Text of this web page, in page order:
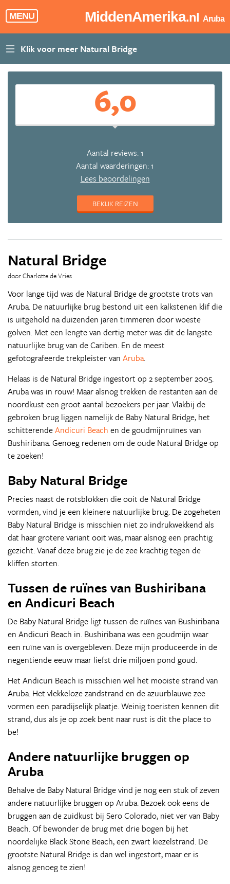
MENU MiddenAmerika.nl Aruba
6,0
Aantal reviews: 1
Aantal waarderingen: 1
Lees beoordelingen
BEKIJK REIZEN
Natural Bridge
door Charlotte de Vries
Voor lange tijd was de Natural Bridge de grootste trots van
Aruba. De natuurlijke brug bestond uit een kalkstenen klif die
is uitgehold na duizenden jaren timmeren door woeste
golven. Met een lengte van dertig meter was dit de langste
natuurlijke brug van de Cariben. En de meest
gefotografeerde trekpleister van Aruba.
Helaas is de Natural Bridge ingestort op 2 september 2005.
Aruba was in rouw! Maar alsnog trekken de restanten aan de
noordkust een groot aantal bezoekers per jaar. Vlakbij de
gebroken brug liggen namelijk de Baby Natural Bridge, het
schitterendeAndicuri Beach en de goudmijnruïnes van
Bushiribana. Genoeg redenen om de oude Natural Bridge op
te zoeken!
Baby Natural Bridge
Precies naast de rotsblokken die ooit de Natural Bridge
vormden, vind je een kleinere natuurlijke brug. De zogeheten
Baby Natural Bridge is misschien niet zo indrukwekkend als
dat haar grotere variant ooit was, maar alsnog een prachtig
gezicht. Vanaf deze brug zie je de zee krachtig tegen de
kliffen storten.
Tussen de ruïnes van Bushiribana
en Andicuri Beach
De Baby Natural Bridge ligt tussen de ruïnes van Bushiribana
en Andicuri Beach in. Bushiribana was een goudmijn waar
een ruïne van is overgebleven. Deze mijn produceerde in de
negentiende eeuw maar liefst drie miljoen pond goud.
Het Andicuri Beach is misschien wel het mooiste strand van
Aruba. Het vlekkeloze zandstrand en de azuurblauwe zee
vormen een paradijselijk plaatje. Weinig toeristen kennen dit
strand, dus als je op zoek bent naar rust is dit the place to
be!
Andere natuurlijke bruggen op
Aruba
Behalve de Baby Natural Bridge vind je nog een stuk of zeven
andere natuurlijke bruggen op Aruba. Bezoek ook eens de
bruggen aan de zuidkust bij Sero Colorado, niet ver van Baby
Beach. Of bewonder de brug met drie bogen bij het
noordelijke Black Stone Beach, een zwart kiezelstrand. De
grootste Natural Bridge is dan wel ingestort, maar er is
alsnog genoeg te zien!